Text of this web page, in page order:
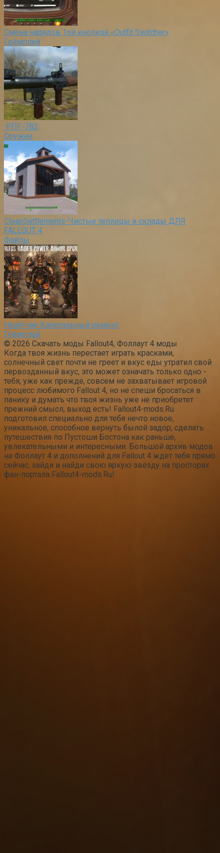
Смена нарядов 1ой кнопкой «Outfit Switcher»
Геймплей
РПГ-7В2
Оружие
CleanSettlements-Чистые теплицы и склады ДЛЯ
FALLOUT 4
Файлы
Налетчик Капитальный ремонт
Геймплей
© 2026 Скачать моды Fallout4, Фоллаут 4 моды
Когда твоя жизнь перестает играть красками,
солнечный свет почти не греет и вкус еды утратил свой
первозданный вкус, это может означать только одно -
тебя, уже как прежде, совсем не захватывает игровой
процесс любимого Fallout 4, но не спеши бросаться в
панику и думать что твоя жизнь уже не приобретет
прежний смысл, выход есть! Fallout4-mods.Ru
подготовил специально для тебя нечто новое,
уникальное, способное вернуть былой задор, сделать
путешествия по Пустоши Бостона как раньше,
увлекательными и интересными. Большой архив модов
на Фоллаут 4 и дополнений для Fallout 4 ждет тебя прямо
сейчас, зайди и найди свою яркую звезду на просторах
фан-портала Fallout4-mods.Ru!